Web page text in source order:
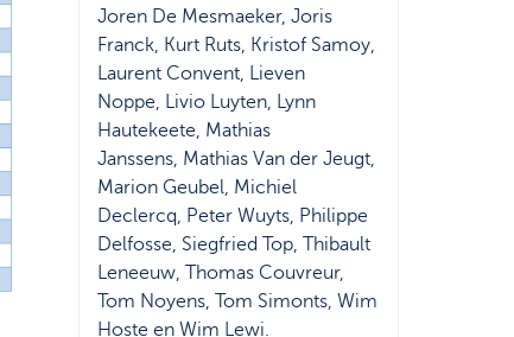
Joren De Mesmaeker, Joris
Franck, Kurt Ruts, Kristof Samoy,
Laurent Convent, Lieven
Noppe, Livio Luyten, Lynn
Hautekeete, Mathias
Janssens, Mathias Van der Jeugt,
Marion Geubel, Michiel
Declercq, Peter Wuyts, Philippe
Delfosse, Siegfried Top, Thibault
Leneeuw, Thomas Couvreur,
Tom Noyens, Tom Simonts, Wim
Hoste en Wim Lewi.